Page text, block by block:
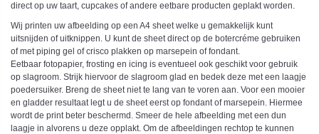
direct op uw taart, cupcakes of andere eetbare producten geplakt worden.
Wij printen uw afbeelding op een A4 sheet welke u gemakkelijk kunt
uitsnijden of uitknippen. U kunt de sheet direct op de botercréme gebruiken
of met piping gel of crisco plakken op marsepein of fondant.
Eetbaar fotopapier, frosting en icing is eventueel ook geschikt voor gebruik
op slagroom. Strijk hiervoor de slagroom glad en bedek deze met een laagje
poedersuiker. Breng de sheet niet te lang van te voren aan. Voor een mooier
en gladder resultaat legt u de sheet eerst op fondant of marsepein. Hiermee
wordt de print beter beschermd. Smeer de hele afbeelding met een dun
laagje in alvorens u deze opplakt. Om de afbeeldingen rechtop te kunnen